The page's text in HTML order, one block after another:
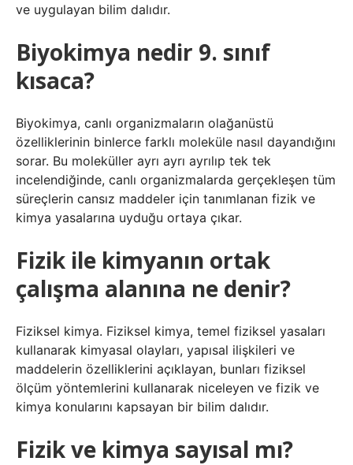
ve uygulayan bilim dalıdır.
Biyokimya nedir 9. sınıf
kısaca?
Biyokimya, canlı organizmaların olağanüstü
özelliklerinin binlerce farklı moleküle nasıl dayandığını
sorar. Bu moleküller ayrı ayrı ayrılıp tek tek
incelendiğinde, canlı organizmalarda gerçekleşen tüm
süreçlerin cansız maddeler için tanımlanan fizik ve
kimya yasalarına uyduğu ortaya çıkar.
Fizik ile kimyanın ortak
çalışma alanına ne denir?
Fiziksel kimya. Fiziksel kimya, temel fiziksel yasaları
kullanarak kimyasal olayları, yapısal ilişkileri ve
maddelerin özelliklerini açıklayan, bunları fiziksel
ölçüm yöntemlerini kullanarak niceleyen ve fizik ve
kimya konularını kapsayan bir bilim dalıdır.
Fizik ve kimya sayısal mı?